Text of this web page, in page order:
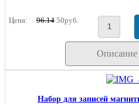
Цена: 96.14 50руб.
Описание
Набор для записей